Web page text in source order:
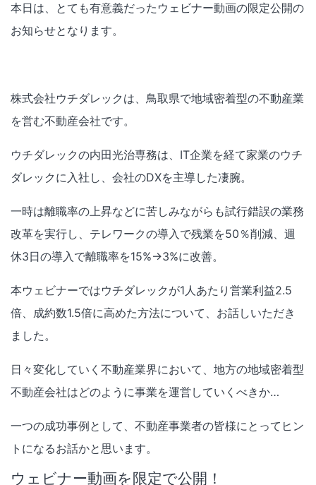
本日は、とても有意義だったウェビナー動画の限定公開の
お知らせとなります。
株式会社ウチダレックは、鳥取県で地域密着型の不動産業
を営む不動産会社です。
ウチダレックの内田光治専務は、IT企業を経て家業のウチ
ダレックに入社し、会社のDXを主導した凄腕。
一時は離職率の上昇などに苦しみながらも試行錯誤の業務
改革を実行し、テレワークの導入で残業を50％削減、週
休3日の導入で離職率を15%→3%に改善。
本ウェビナーではウチダレックが1人あたり営業利益2.5
倍、成約数1.5倍に高めた方法について、お話しいただき
ました。
日々変化していく不動産業界において、地方の地域密着型
不動産会社はどのように事業を運営していくべきか…
一つの成功事例として、不動産事業者の皆様にとってヒン
トになるお話かと思います。
ウェビナー動画を限定で公開！